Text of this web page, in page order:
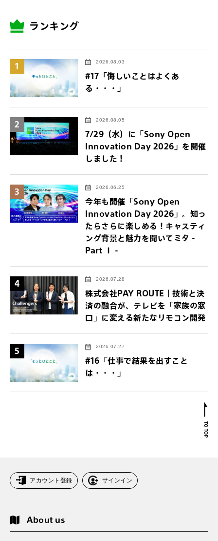
ランキング
1 2026.08.03
#17「悔しいことはよくあ
る・・・」
2 2026.08.05
7/29（水）に「Sony Open
Innovation Day 2026」を開催
しました！
3 2026.06.25
今年も開催「Sony Open
Innovation Day 2026」。知っ
たらさらに楽しめる！キャスティ
ング背景と魅力を聞いてミタ -
Part Ⅰ -
4 2026.07.28
株式会社PAY ROUTE｜技術と決
済の融合が、テレビを「家族の窓
口」に変える新たなリモコン開発
5 2026.07.27
#16「仕事で結果を出すこと
は・・・」
アカウント登録 サインイン
About us